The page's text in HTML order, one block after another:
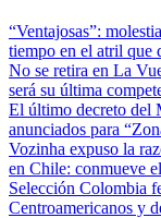
“Ventajosas”:
tiempo en el atril que
No se retira en La
será su última
El último decreto del
anunciados para
Vozinha expuso la
en Chile: conmueve
Selección Colombia
Centroamericanos y